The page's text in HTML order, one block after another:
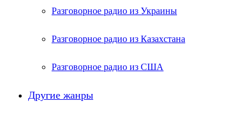
Разговорное радио из Украины
Разговорное радио из Казахстана
Разговорное радио из США
Другие жанры